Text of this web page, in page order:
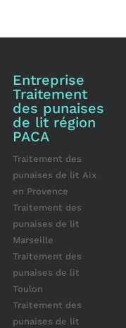
Entreprise
Traitement
des punaises
de lit région
PACA
Traitement des
punaises de lit Aix
en Provence
Traitement des
punaises de lit
Marseille
Traitement des
punaises de lit
Toulon
Traitement des
punaises de lit